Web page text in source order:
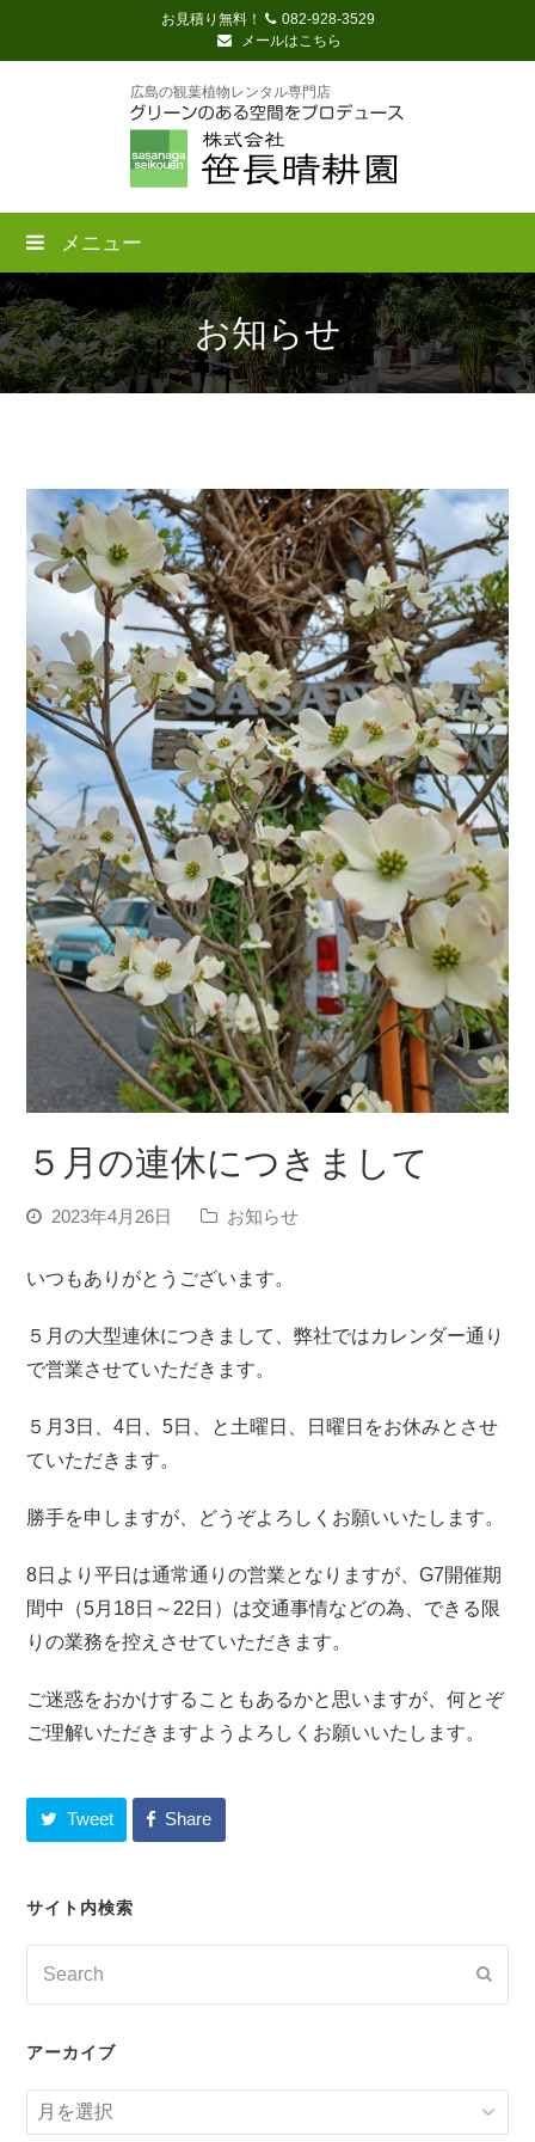
お見積り無料！
082-928-3529
メールはこちら
広島の観葉植物レンタル専門店
メニュー
お知らせ
５月の連休につきまして
2023年4月26日 お知らせ
いつもありがとうございます。
５月の大型連休につきまして、弊社ではカレンダー通り
で営業させていただきます。
５月3日、4日、5日、と土曜日、日曜日をお休みとさせ
ていただきます。
勝手を申しますが、どうぞよろしくお願いいたします。
8日より平日は通常通りの営業となりますが、G7開催期
間中（5月18日～22日）は交通事情などの為、できる限
りの業務を控えさせていただきます。
ご迷惑をおかけすることもあるかと思いますが、何とぞ
ご理解いただきますようよろしくお願いいたします。
Tweet Share
サイト内検索
アーカイブ
ア